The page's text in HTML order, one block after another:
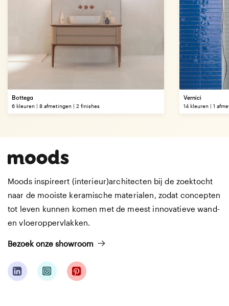
Bottega
6 kleuren | 8 afmetingen | 2 finishes
Vernici
14 kleuren | 1
Moods inspireert (interieur)architecten bij de zoektocht
naar de mooiste keramische materialen, zodat concepten
tot leven kunnen komen met de meest innovatieve wand-
en vloeroppervlakken.
Bezoek onze showroom